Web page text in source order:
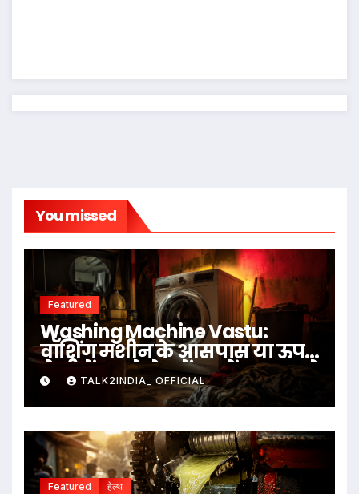
You missed
Featured
Washing Machine Vastu:
वॉशिंग मशीन के आसपास या ऊपर
ये चीजें रखने से बचें, जानें क्या कहते
हैं वास्तु नियम
TALK2INDIA_ OFFICIAL
Featured हेल्थ